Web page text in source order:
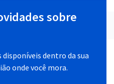
sobre
dentro da sua
onde você mora.